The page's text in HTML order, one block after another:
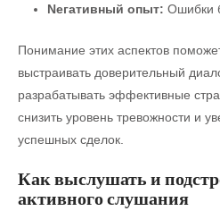
Nегативный опыт: Ошибки
Понимание этих аспектов
выстраивать доверительный
разрабатывать эффективные
снизить уровень тревожности и
успешных сделок.
Как выслушать и
активного слушания